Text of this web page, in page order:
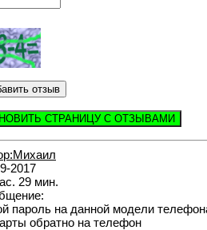
СТРАНИЦУ С ОТЗЫВАМИ
2017
29 мин.
пароль на данной модели
обратно на телефон